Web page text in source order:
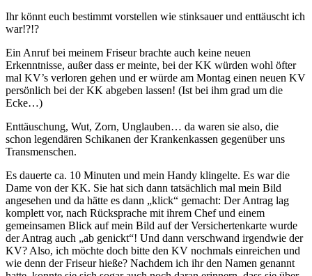
Ihr könnt euch bestimmt vorstellen wie stinksauer und enttäuscht ich
war!?!?
Ein Anruf bei meinem Friseur brachte auch keine neuen
Erkenntnisse, außer dass er meinte, bei der KK würden wohl öfter
mal KV’s verloren gehen und er würde am Montag einen neuen KV
persönlich bei der KK abgeben lassen! (Ist bei ihm grad um die
Ecke…)
Enttäuschung, Wut, Zorn, Unglauben… da waren sie also, die
schon legendären Schikanen der Krankenkassen gegenüber uns
Transmenschen.
Es dauerte ca. 10 Minuten und mein Handy klingelte. Es war die
Dame von der KK. Sie hat sich dann tatsächlich mal mein Bild
angesehen und da hätte es dann „klick“ gemacht: Der Antrag lag
komplett vor, nach Rücksprache mit ihrem Chef und einem
gemeinsamen Blick auf mein Bild auf der Versichertenkarte wurde
der Antrag auch „ab genickt“! Und dann verschwand irgendwie der
KV? Also, ich möchte doch bitte den KV nochmals einreichen und
wie denn der Friseur hieße? Nachdem ich ihr den Namen genannt